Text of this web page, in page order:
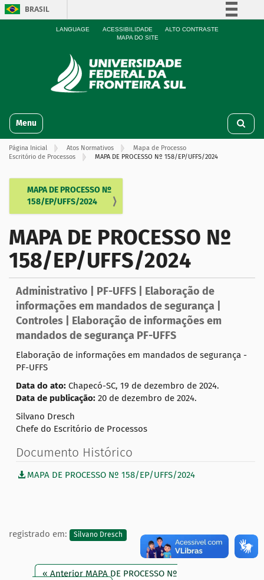
BRASIL
Simplifique!
Participe
Acesso à informação
LANGUAGE ACESSIBILIDADE
ALTO CONTRASTE
MAPA DO SITE
v
Toggle navigation
Página Inicial Atos Normativos
Mapa de Processo
Escritório de Processos
MAPA DE PROCESSO Nº 158/EP/UFFS/2024
e
g
a
ç
ã
o
MAPA DE PROCESSO Nº
158/EP/UFFS/2024
MAPA DE PROCESSO Nº
158/EP/UFFS/2024
Administrativo | PF-UFFS | Elaboração de
informações em mandados de segurança |
Controles | Elaboração de informações em
mandados de segurança PF-UFFS
Elaboração de informações em mandados de segurança -
PF-UFFS
Data do ato: Chapecó-SC, 19 de dezembro de 2024.
Data de publicação: 20 de dezembro de 2024.
Silvano Dresch
Chefe do Escritório de Processos
Documento Histórico
MAPA DE PROCESSO Nº 158/EP/UFFS/2024
registrado em: Silvano Dresch
« Anterior MAPA DE PROCESSO Nº